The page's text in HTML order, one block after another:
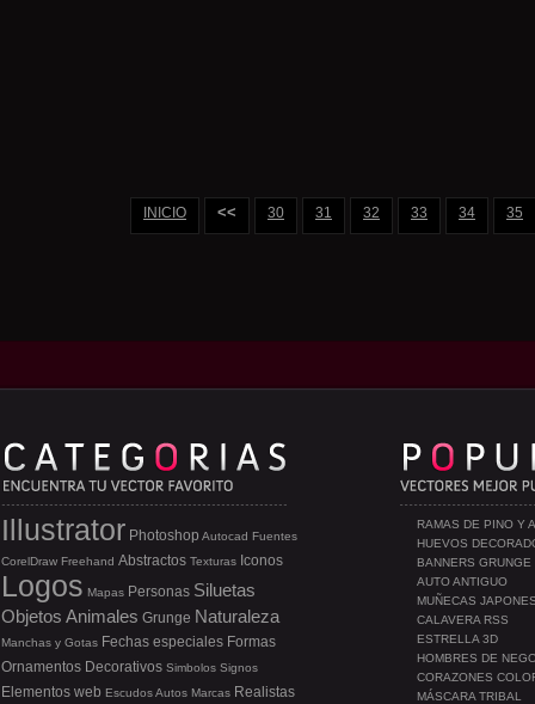
INICIO << 30 31 32 33 34 35
RAMAS DE PINO Y
HUEVOS
BANNERS GRUNGE
AUTO ANTIGUO
MUÑECAS
CALAVERA RSS
ESTRELLA 3D
HOMBRES DE
CORAZONES
MÁSCARA TRIBAL
Illustrator Photoshop Autocad Fuentes
CorelDraw Freehand Abstractos Texturas Iconos
Logos Mapas Personas Siluetas
Objetos Animales Grunge Naturaleza
Manchas y Gotas Fechas especiales Formas
Ornamentos Decorativos Simbolos Signos
Elementos web EscudosAutos Marcas Realistas